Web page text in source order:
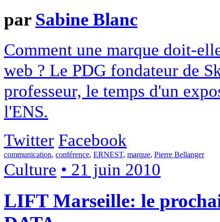
par Sabine Blanc
Comment une marque doit-
web ? Le PDG fondateur de
professeur, le temps d'un
l'ENS.
Twitter Facebook
communication, conférence, ERNEST, marque, Pierre Bellanger
Culture • 21 juin 2010
LIFT Marseille: le